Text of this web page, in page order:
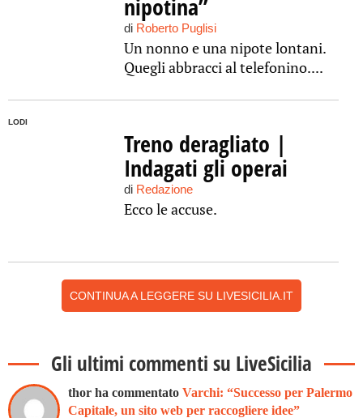
nipotina”
di Roberto Puglisi
Un nonno e una nipote lontani.
Quegli abbracci al telefonino....
LODI
Treno deragliato |
Indagati gli operai
di Redazione
Ecco le accuse.
CONTINUA A LEGGERE SU LIVESICILIA.IT
Gli ultimi commenti su LiveSicilia
thor ha commentato Varchi: “Successo per Palermo
Capitale, un sito web per raccogliere idee”